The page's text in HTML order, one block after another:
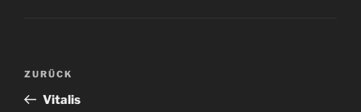
Beitragsnavigation
Vorheriger
Beitrag
ZURÜCK
Vitalis